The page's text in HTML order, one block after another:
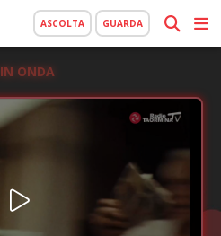
ASCOLTA GUARDA
IN ONDA